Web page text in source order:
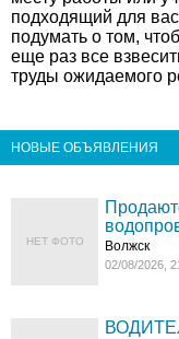
подходящий для вас
подумать о том,
еще раз все
труды ожидаемого
НОВЫЕ ОБЪЯВЛЕНИЯ
НЕТ ФОТО Волжск
02/08/2026,